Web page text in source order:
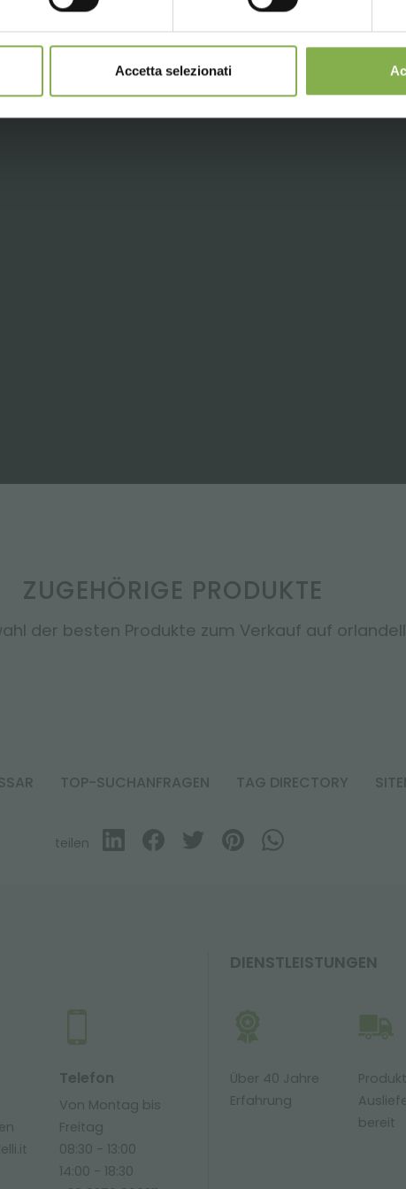
Accetta selezionati
ZUGEHÖRIGE PRODUKTE
der besten Produkte zum Verkauf auf
TOP-SUCHANFRAGEN TAG DIRECTORY
teilen
Telefon
Von Montag bis
Freitag
08:30 - 13:00
14:00 - 18:30
DIENSTLEISTUNGEN
Über 40 Jahre
Erfahrung
bereit